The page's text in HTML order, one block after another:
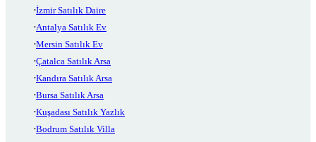
İzmir Satılık Daire
Antalya Satılık Ev
Mersin Satılık Ev
Çatalca Satılık Arsa
Kandıra Satılık Arsa
Bursa Satılık Arsa
Kuşadası Satılık Yazlık
Bodrum Satılık Villa